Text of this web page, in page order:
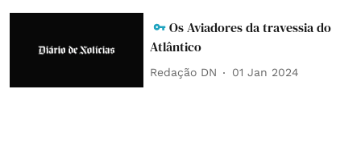
Os Aviadores da travessia do
Atlântico
Redação DN 01 Jan 2024